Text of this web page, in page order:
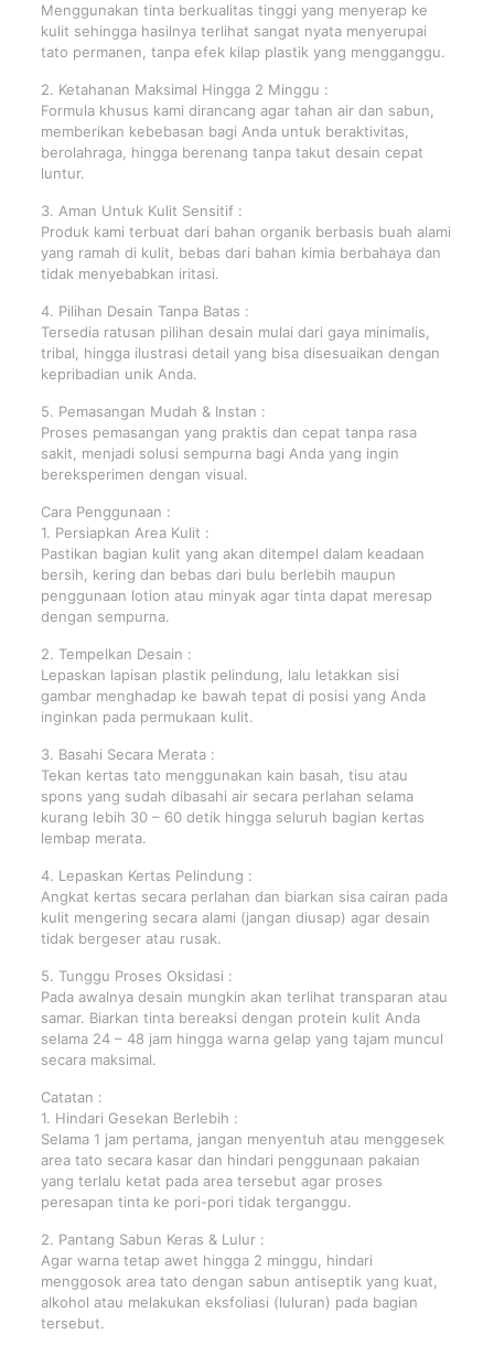
Menggunakan tinta berkualitas tinggi yang menyerap ke
kulit sehingga hasilnya terlihat sangat nyata menyerupai
tato permanen, tanpa efek kilap plastik yang mengganggu.
2. Ketahanan Maksimal Hingga 2 Minggu :
Formula khusus kami dirancang agar tahan air dan sabun,
memberikan kebebasan bagi Anda untuk beraktivitas,
berolahraga, hingga berenang tanpa takut desain cepat
luntur.
3. Aman Untuk Kulit Sensitif :
Produk kami terbuat dari bahan organik berbasis buah alami
yang ramah di kulit, bebas dari bahan kimia berbahaya dan
tidak menyebabkan iritasi.
4. Pilihan Desain Tanpa Batas :
Tersedia ratusan pilihan desain mulai dari gaya minimalis,
tribal, hingga ilustrasi detail yang bisa disesuaikan dengan
kepribadian unik Anda.
5. Pemasangan Mudah & Instan :
Proses pemasangan yang praktis dan cepat tanpa rasa
sakit, menjadi solusi sempurna bagi Anda yang ingin
bereksperimen dengan visual.
Cara Penggunaan :
1. Persiapkan Area Kulit :
Pastikan bagian kulit yang akan ditempel dalam keadaan
bersih, kering dan bebas dari bulu berlebih maupun
penggunaan lotion atau minyak agar tinta dapat meresap
dengan sempurna.
2. Tempelkan Desain :
Lepaskan lapisan plastik pelindung, lalu letakkan sisi
gambar menghadap ke bawah tepat di posisi yang Anda
inginkan pada permukaan kulit.
3. Basahi Secara Merata :
Tekan kertas tato menggunakan kain basah, tisu atau
spons yang sudah dibasahi air secara perlahan selama
kurang lebih 30 – 60 detik hingga seluruh bagian kertas
lembap merata.
4. Lepaskan Kertas Pelindung :
Angkat kertas secara perlahan dan biarkan sisa cairan pada
kulit mengering secara alami (jangan diusap) agar desain
tidak bergeser atau rusak.
5. Tunggu Proses Oksidasi :
Pada awalnya desain mungkin akan terlihat transparan atau
samar. Biarkan tinta bereaksi dengan protein kulit Anda
selama 24 – 48 jam hingga warna gelap yang tajam muncul
secara maksimal.
Catatan :
1. Hindari Gesekan Berlebih :
Selama 1 jam pertama, jangan menyentuh atau menggesek
area tato secara kasar dan hindari penggunaan pakaian
yang terlalu ketat pada area tersebut agar proses
peresapan tinta ke pori-pori tidak terganggu.
2. Pantang Sabun Keras & Lulur :
Agar warna tetap awet hingga 2 minggu, hindari
menggosok area tato dengan sabun antiseptik yang kuat,
alkohol atau melakukan eksfoliasi (luluran) pada bagian
tersebut.